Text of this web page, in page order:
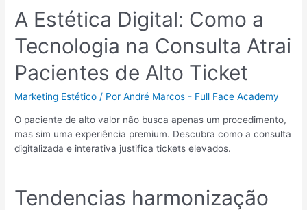
A Estética Digital: Como a
Tecnologia na Consulta Atrai
Pacientes de Alto Ticket
Marketing Estético / PorAndré Marcos - Full Face Academy
O paciente de alto valor não busca apenas um procedimento,
mas sim uma experiência premium. Descubra como a consulta
digitalizada e interativa justifica tickets elevados.
Tendencias harmonização